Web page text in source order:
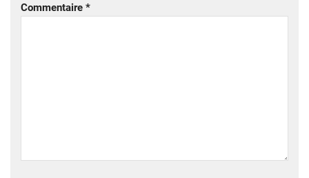
Commentaire *